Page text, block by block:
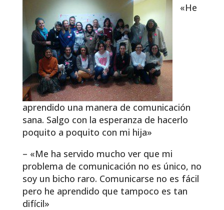
«He
aprendido una manera de comunicación
sana. Salgo con la esperanza de hacerlo
poquito a poquito con mi hija»
– «Me ha servido mucho ver que mi
problema de comunicación no es único, no
soy un bicho raro. Comunicarse no es fácil
pero he aprendido que tampoco es tan
difícil»